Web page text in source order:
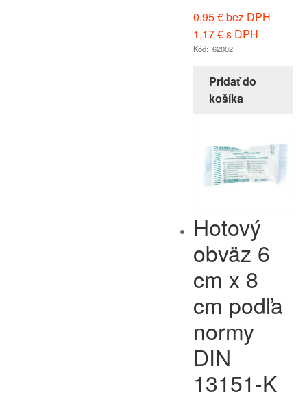
0,95€bez DPH
1,17€s DPH
Kód: 62002
Pridať do
košíka
Hotový
obväz 6
cm x 8
cm podľa
normy
DIN
13151-K